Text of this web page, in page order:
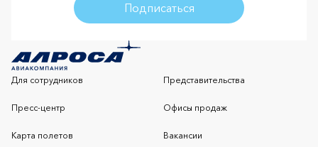
Подписаться
Для сотрудников Представительства
Пресс-центр Офисы продаж
Карта полетов Вакансии